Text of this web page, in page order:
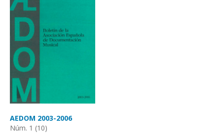
AEDOM 2003-2006
Núm. 1 (10)